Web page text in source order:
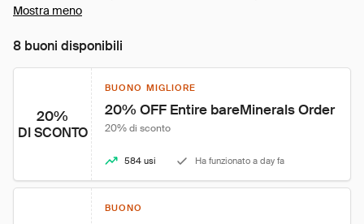
Mostra meno
8 buoni disponibili
20%
DI SCONTO
BUONO MIGLIORE
20% OFF Entire bareMinerals Order
20% di sconto
584 usi Ha funzionato a day fa
BUONO